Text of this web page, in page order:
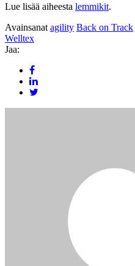
Lue lisää aiheesta lemmikit.
Avainsanat agility Back on Track
Welltex
Jaa: